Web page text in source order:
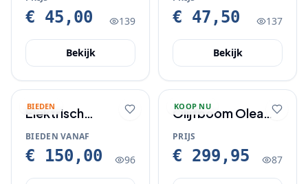
€ 45,00 139
Bekijk
€ 47,50 137
Bekijk
BIEDEN
Elektrisch
sfeerkachel en
echte marmeren
BIEDEN VANAF
€ 150,00 96
KOOP NU
Olijfboom Olea
Europaea 180 cm
hoog |
PRIJS
€ 299,95 87